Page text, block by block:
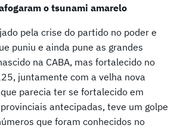
o tsunami amarelo
pela crise do partido no poder e
puniu e ainda pune as grandes
na CABA, mas fortalecido no
juntamente com a velha nova
parecia ter se fortalecido em
antecipadas, teve um golpe
que foram conhecidos no